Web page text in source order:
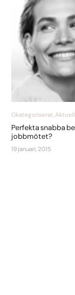
Okategoriserat,
Perfekta snabba
jobbmötet?
19 januari, 2015